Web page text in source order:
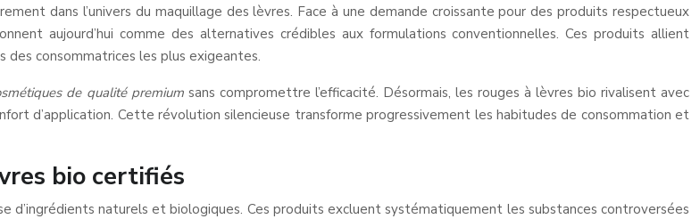
dans l’univers du maquillage des lèvres. Face à une demande croissante pour des produits respectueux
aujourd’hui comme des alternatives crédibles aux formulations conventionnelles. Ces produits allient
consommatrices les plus exigeantes.
de qualité premiumsans compromettre l’efficacité. Désormais, les rouges à lèvres bio rivalisent avec
d’application. Cette révolution silencieuse transforme progressivement les habitudes de consommation et
bio certifiés
d’ingrédients naturels et biologiques. Ces produits excluent systématiquement les substances controversées